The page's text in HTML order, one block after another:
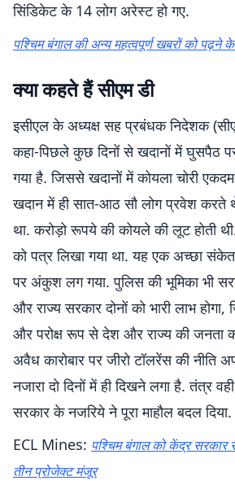
सिंडिकेट के 14 लोग अरेस्ट हो गए.
पश्चिम बंगाल की अन्य महत्वपूर्ण खबरों को पढ़ने
क्या कहते हैं सीएम डी
इसीएल के अध्यक्ष सह प्रबंधक निदेशक
कहा-पिछले कुछ दिनों से खदानों में घुसपैठ
गया है. जिससे खदानों में कोयला चोरी
खदान में ही सात-आठ सौ लोग प्रवेश करते
था. करोड़ो रूपये की कोयले की लूट होती
को पत्र लिखा गया था. यह एक अच्छा
पर अंकुश लग गया. पुलिस की भूमिका भी
और राज्य सरकार दोनों को भारी लाभ होगा,
और परोक्ष रूप से देश और राज्य की जनता
अवैध कारोबार पर जीरो टॉलरेंस की नीति
नजारा दो दिनों में ही दिखने लगा है. तंत्र
सरकार के नजरिये ने पूरा माहौल बदल दिया.
ECL Mines: पश्चिम बंगाल को केंद्र सरकार
तीन प्रोजेक्ट मंजूर